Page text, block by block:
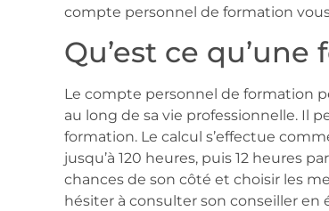
compte personnel de formation
Qu’est ce
Le compte personnel de formation
au long de sa vie professionnelle. Il
formation. Le calcul s’effectue
jusqu’à 120 heures, puis 12 heures
chances de son côté et choisir les
hésiter à consulter son conseiller en